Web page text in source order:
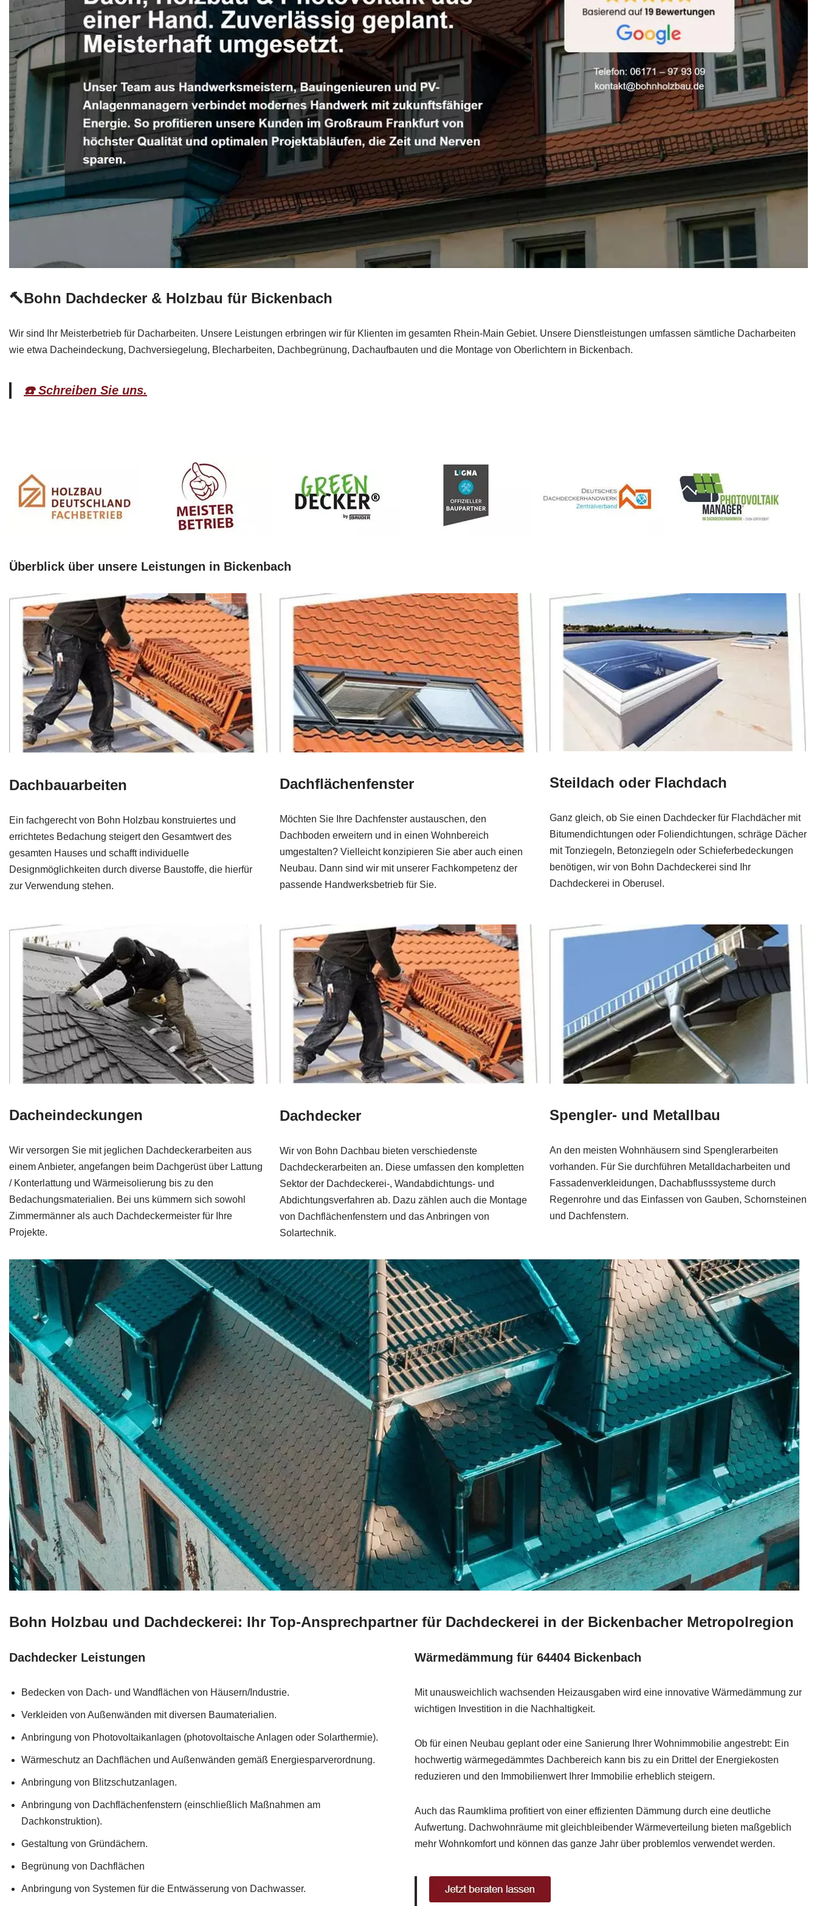
🔨Bohn Dachdecker & Holzbau für Bickenbach
Wir sind Ihr Meisterbetrieb für Dacharbeiten. Unsere Leistungen erbringen wir für Klienten im gesamten Rhein-Main Gebiet. Unsere Dienstleistungen umfassen sämtliche Dacharbeiten
wie etwa Dacheindeckung, Dachversiegelung, Blecharbeiten, Dachbegrünung, Dachaufbauten und die Montage von Oberlichtern in Bickenbach.
☎️ Schreiben Sie uns.
Überblick über unsere Leistungen in Bickenbach
Dachbauarbeiten
Ein fachgerecht von Bohn Holzbau konstruiertes und
errichtetes Bedachung steigert den Gesamtwert des
gesamten Hauses und schafft individuelle
Designmöglichkeiten durch diverse Baustoffe, die hierfür
zur Verwendung stehen.
Dachflächenfenster
Möchten Sie Ihre Dachfenster austauschen, den
Dachboden erweitern und in einen Wohnbereich
umgestalten? Vielleicht konzipieren Sie aber auch einen
Neubau. Dann sind wir mit unserer Fachkompetenz der
passende Handwerksbetrieb für Sie.
Steildach oder Flachdach
Ganz gleich, ob Sie einen Dachdecker für Flachdächer mit
Bitumendichtungen oder Foliendichtungen, schräge Dächer
mit Tonziegeln, Betonziegeln oder Schieferbedeckungen
benötigen, wir von Bohn Dachdeckerei sind Ihr
Dachdeckerei in Oberusel.
Dacheindeckungen
Wir versorgen Sie mit jeglichen Dachdeckerarbeiten aus
einem Anbieter, angefangen beim Dachgerüst über Lattung
/ Konterlattung und Wärmeisolierung bis zu den
Bedachungsmaterialien. Bei uns kümmern sich sowohl
Zimmermänner als auch Dachdeckermeister für Ihre
Projekte.
Dachdecker
Wir von Bohn Dachbau bieten verschiedenste
Dachdeckerarbeiten an. Diese umfassen den kompletten
Sektor der Dachdeckerei-, Wandabdichtungs- und
Abdichtungsverfahren ab. Dazu zählen auch die Montage
von Dachflächenfenstern und das Anbringen von
Solartechnik.
Spengler- und Metallbau
An den meisten Wohnhäusern sind Spenglerarbeiten
vorhanden. Für Sie durchführen Metalldacharbeiten und
Fassadenverkleidungen, Dachabflusssysteme durch
Regenrohre und das Einfassen von Gauben, Schornsteinen
und Dachfenstern.
Bohn Holzbau und Dachdeckerei: Ihr Top-Ansprechpartner für Dachdeckerei in der Bickenbacher Metropolregion
Dachdecker Leistungen
Bedecken von Dach- und Wandflächen von Häusern/Industrie.
Verkleiden von Außenwänden mit diversen Baumaterialien.
Anbringung von Photovoltaikanlagen (photovoltaische Anlagen oder Solarthermie).
Wärmeschutz an Dachflächen und Außenwänden gemäß Energiesparverordnung.
Anbringung von Blitzschutzanlagen.
Anbringung von Dachflächenfenstern (einschließlich Maßnahmen am
Dachkonstruktion).
Gestaltung von Gründächern.
Begrünung von Dachflächen
Anbringung von Systemen für die Entwässerung von Dachwasser.
Wärmedämmung für 64404 Bickenbach
Mit unausweichlich wachsenden Heizausgaben wird eine innovative Wärmedämmung zur
wichtigen Investition in die Nachhaltigkeit.
Ob für einen Neubau geplant oder eine Sanierung Ihrer Wohnimmobilie angestrebt: Ein
hochwertig wärmegedämmtes Dachbereich kann bis zu ein Drittel der Energiekosten
reduzieren und den Immobilienwert Ihrer Immobilie erheblich steigern.
Auch das Raumklima profitiert von einer effizienten Dämmung durch eine deutliche
Aufwertung. Dachwohnräume mit gleichbleibender Wärmeverteilung bieten maßgeblich
mehr Wohnkomfort und können das ganze Jahr über problemlos verwendet werden.